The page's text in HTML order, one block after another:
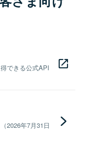
できる公式API
2026年7月31日